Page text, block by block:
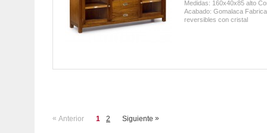
Medidas: 160x40x85 alto
Acabado: Gomalaca
reversibles con cristal
« Anterior 1 2 Siguiente »